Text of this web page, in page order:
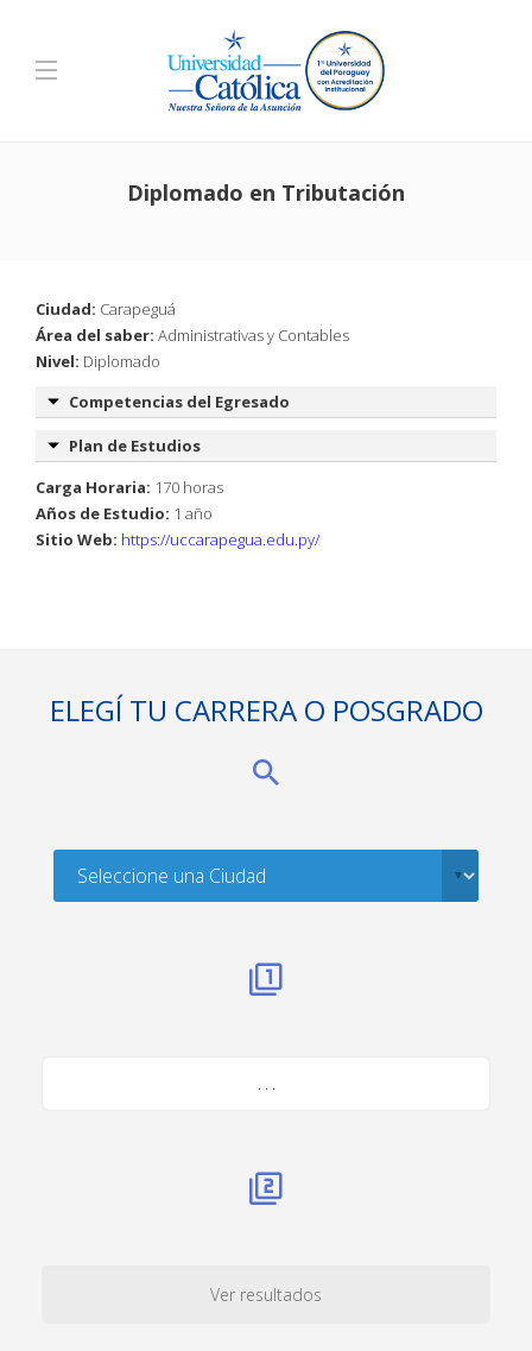
Diplomado en Tributación
Ciudad: Carapeguá
Área del saber: Administrativas y Contables
Nivel: Diplomado
Competencias del Egresado
Plan de Estudios
Carga Horaria: 170 horas
Años de Estudio: 1 año
Sitio Web: https://uccarapegua.edu.py/
ELEGÍ TU CARRERA O POSGRADO
. . .
Ver resultados